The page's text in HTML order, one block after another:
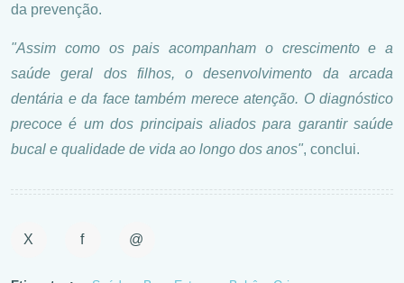
da prevenção.
"Assim como os pais acompanham o crescimento e a
saúde geral dos filhos, o desenvolvimento da arcada
dentária e da face também merece atenção. O diagnóstico
precoce é um dos principais aliados para garantir saúde
bucal e qualidade de vida ao longo dos anos", conclui.
X f @